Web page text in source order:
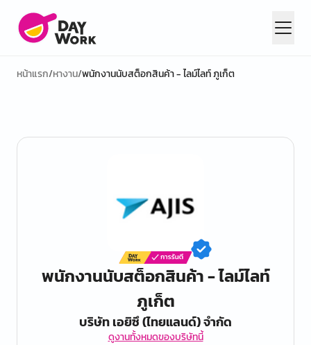
หน้าแรก/หางาน/พนักงานนับสต็อกสินค้า - ไลม์ไลท์ ภูเก็ต
พนักงานนับสต็อกสินค้า - ไลม์ไลท์
ภูเก็ต
บริษัท เอยิซึ (ไทยแลนด์) จำกัด
ดูงานทั้งหมดของบริษัทนี้